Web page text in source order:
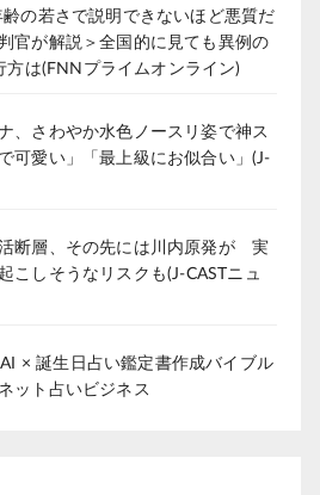
の若さで説明できないほど悪質だ
官が解説＞全国的に見ても異例の
方は(FNNプライムオンライン)
、さわやか水色ノースリ姿で神ス
可愛い」「最上級にお似合い」(J-
断層、その先には川内原発が 実
こしそうなリスクも(J-CASTニュ
× 誕生日占い鑑定書作成バイブル
ット占いビジネス